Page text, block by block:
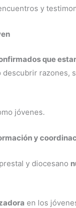
y
que
descubrir razones,
jóvenes.
y
y diocesano
en los